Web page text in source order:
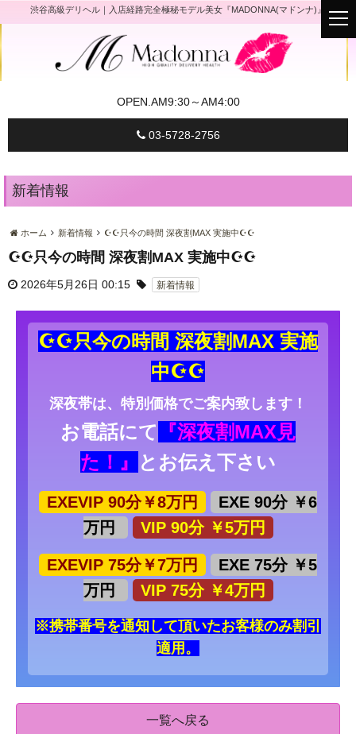
渋谷高級デリヘル｜入店経路完全極秘モデル美女『MADONNA(マドンナ)』
OPEN. AM9:30～AM4:00
03-5728-2756
新着情報
ホーム 新着情報 ☪☪只今の時間 深夜割MAX 実施中☪☪
☪☪只今の時間 深夜割MAX 実施中☪☪
2026年5月26日 00:15 新着情報
☪☪只今の時間 深夜割MAX 実施
中☪☪
深夜帯は、特別価格でご案内致します！
お電話にて
『深夜割MAX見
た！』
とお伝え下さい
EXEVIP 90分￥8万円
EXE 90分 ￥6
万円
VIP 90分 ￥5万円
EXEVIP 75分￥7万円
EXE 75分 ￥5
万円
VIP 75分 ￥4万円
※携帯番号を通知して頂いたお客様のみ割引
適用。
一覧へ戻る
t
o
g
i
t